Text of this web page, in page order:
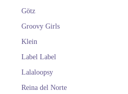
Götz
Groovy Girls
Klein
Label Label
Lalaloopsy
Reina del Norte